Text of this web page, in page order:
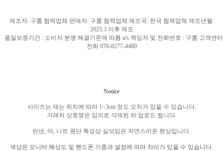
제조자: 구룸 협력업체 판매자: 구룸 협력업체 제조국: 한국 협력업체 제조년월 :
2025.3 이후 제조
품질보증기간 : 소비자 분쟁 해결기준에 따름 a/s 책임자 및 전화번호 : 구룸 고객센터
전화 070-8277-4480
Notice
사이즈는 재는 위치에 따라 1~3cm 정도 오차가 있을 수 있습니다.
거래처 상호명은 임의로 삭제된 뒤 업로드 됩니다.
린넨 마 니트 원단 특성상 실섞임은 자연스러운 현상입니다
색상은 모니터 해상도 및 핸드폰 기종과 설정에 따라 차이가 있을 수 있습니다